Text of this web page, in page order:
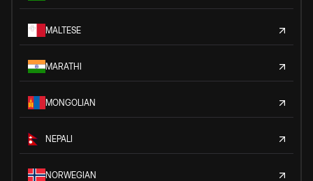
MALTESE
MARATHI
MONGOLIAN
NEPALI
NORWEGIAN